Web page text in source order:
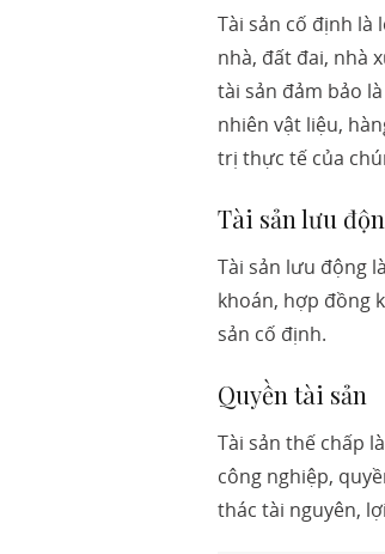
Tài sản cố định
nhà, đất đai, nhà
tài sản đảm bảo
nhiên vật liệu,
trị thực tế của
Tài sản lưu
Tài sản lưu động
khoán, hợp đồng
sản cố định.
Quyền tài sản
Tài sản thế chấp
công nghiệp,
thác tài nguyên,